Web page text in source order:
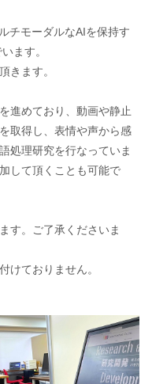
チモーダルなAIを保持す
ます。
きます。
進めており、動画や静止
取得し、表情や声から感
処理研究を行なっていま
して頂くことも可能で
す。ご了承くださいま
けておりません。